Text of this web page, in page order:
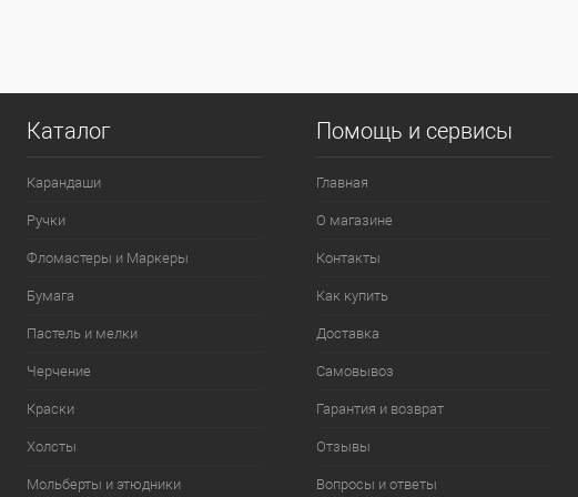
Каталог
Карандаши
Ручки
Фломастеры и Маркеры
Бумага
Пастель и мелки
Черчение
Краски
Холсты
Мольберты и этюдники
Помощь и сервисы
Главная
О магазине
Контакты
Как купить
Доставка
Самовывоз
Гарантия и возврат
Отзывы
Вопросы и ответы